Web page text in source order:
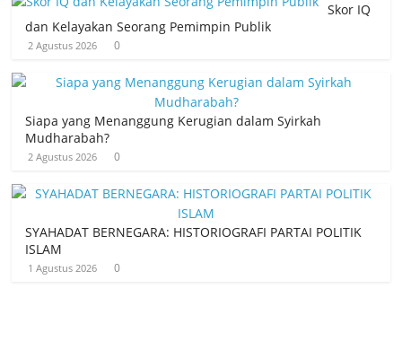
Skor IQ
dan Kelayakan Seorang Pemimpin Publik
2 Agustus 2026 0
Siapa yang Menanggung Kerugian dalam Syirkah
Mudharabah?
2 Agustus 2026 0
SYAHADAT BERNEGARA: HISTORIOGRAFI PARTAI POLITIK
ISLAM
1 Agustus 2026 0